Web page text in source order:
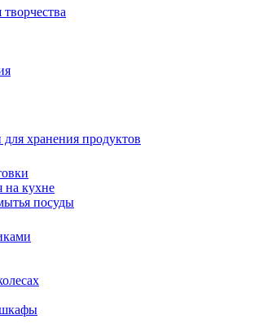
хранения продуктов
на кухне
посуды